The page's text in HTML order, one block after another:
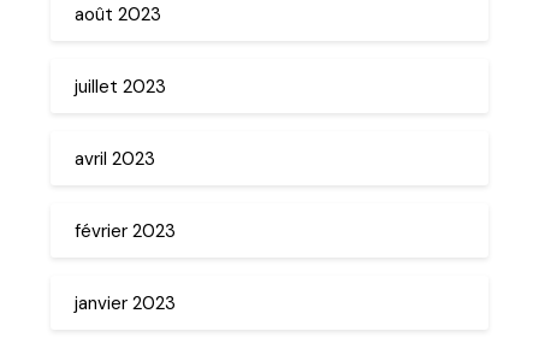
août 2023
juillet 2023
avril 2023
février 2023
janvier 2023